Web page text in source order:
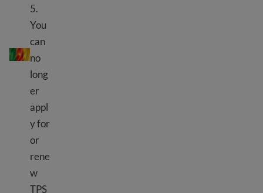
TPS 喀麦隆
5.
You
can
no
long
er
appl
y for
or
rene
w
TPS